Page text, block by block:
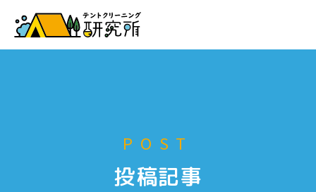
お申し込み
POST
投稿記事